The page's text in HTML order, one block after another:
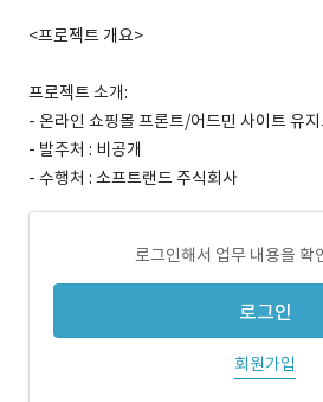
<프로젝트 개요>
프로젝트 소개:
- 온라인 쇼핑몰 프론트/어드민 사이트 유
- 발주처 : 비공개
- 수행처 : 소프트랜드 주식회사
로그인해서 업무 내용을 확
로그인
회원가입